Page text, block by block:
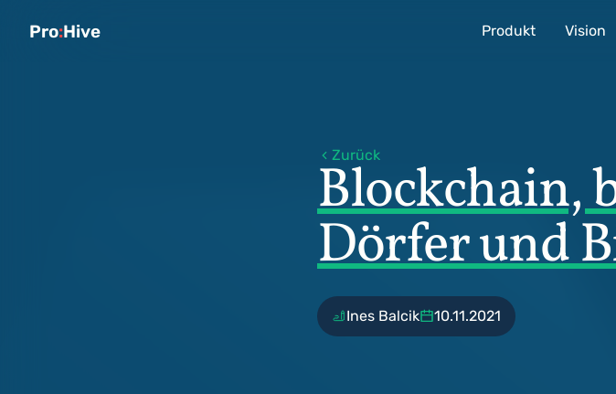
Pro:Hive Produkt Vision
Zurück
Blockchain,
Dörfer und
Ines Balcik 10.11.2021